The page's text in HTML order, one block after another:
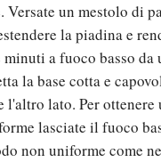
Versate un mestolo di
la piadina e
minuti a fuoco basso
la base cotta e
l'altro lato. Per ottenere
lasciate il fuoco
non uniforme come